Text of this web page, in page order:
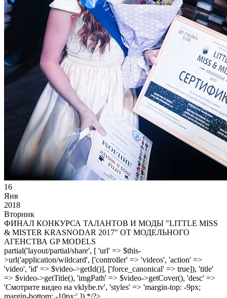
16
Янв
2018
Вторник
ФИНАЛ КОНКУРСА ТАЛАНТОВ И МОДЫ "LITTLE MISS
& MISTER KRASNODAR 2017" ОТ МОДЕЛЬНОГО
АГЕНСТВА GP MODELS
partial('layout/partial/share', [ 'url' => $this-
>url('application/wildcard', ['controller' => 'videos', 'action' =>
'video', 'id' => $video->getId()], ['force_canonical' => true]), 'title'
=> $video->getTitle(), 'imgPath' => $video->getCover(), 'desc' =>
'Смотрите видео на vklybe.tv', 'styles' => 'margin-top: -9px;
margin-bottom: -10px;' ]) */?>